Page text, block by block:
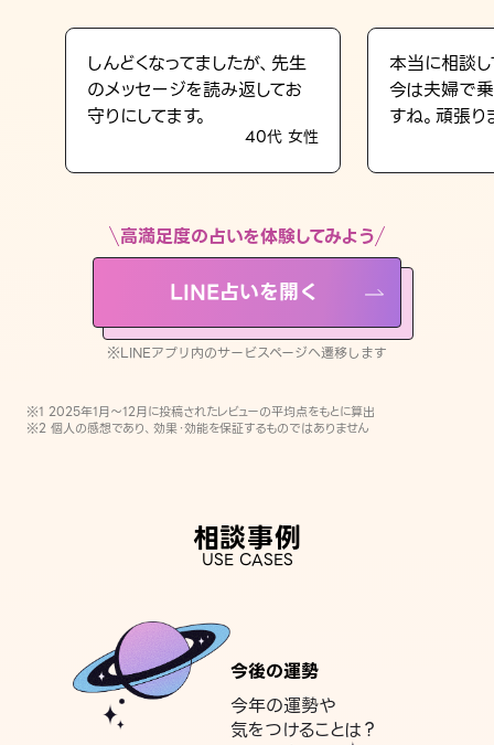
LINE占いを開く
※LINEアプリ内のサービスページへ遷移します
しんどくなってましたが、先生
のメッセージを読み返してお
守りにしてます。
40代 女性
本当に相談し
今は夫婦で
すね。頑張り
高満足度の占いを体験してみよう
LINE占いを開く
※LINEアプリ内のサービスページへ遷移します
※1 2025年1月〜12月に投稿されたレビューの平均点をもとに算出
※2 個人の感想であり、効果・効能を保証するものではありません
相談事例
USE CASES
今後の運勢
今年の運勢や
気をつけることは？